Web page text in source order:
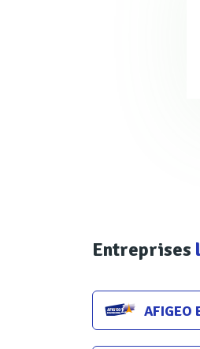
«
Entreprises
AFIGEO